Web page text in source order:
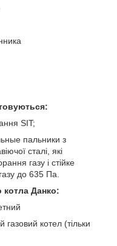
SIT;
пальники з
сталі, які
газу і стійке
до 635 Па.
котла Данко:
котел (тільки